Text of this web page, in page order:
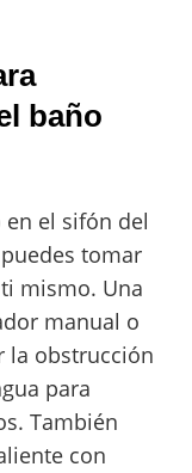
baño
en el sifón del
tomar
mismo. Una
manual o
la obstrucción
para
También
con